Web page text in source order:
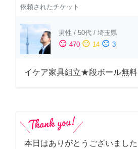
依頼されたチケット
男性 / 50代 / 埼玉県
sentiment_satisfied 470 sentiment_neutral 14 sentiment_dissatisfied 3
イケア家具組立★段ボール無
本日はありがとうございまし